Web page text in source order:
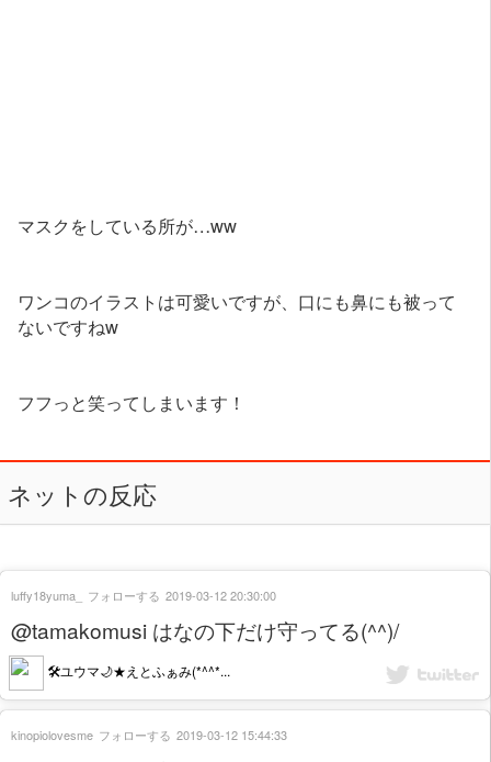
マスクをしている所が…ww
ワンコのイラストは可愛いですが、口にも鼻にも被って
ないですねw
フフっと笑ってしまいます！
ネットの反応
@tamakomusi はなの下だけ守ってる(^^)/
🛠️ユウマ🌙★えとふぁみ(*^^*...
luffy18yuma_ フォローする 2019-03-12 20:30:00
kinopiolovesme フォローする 2019-03-12 15:44:33